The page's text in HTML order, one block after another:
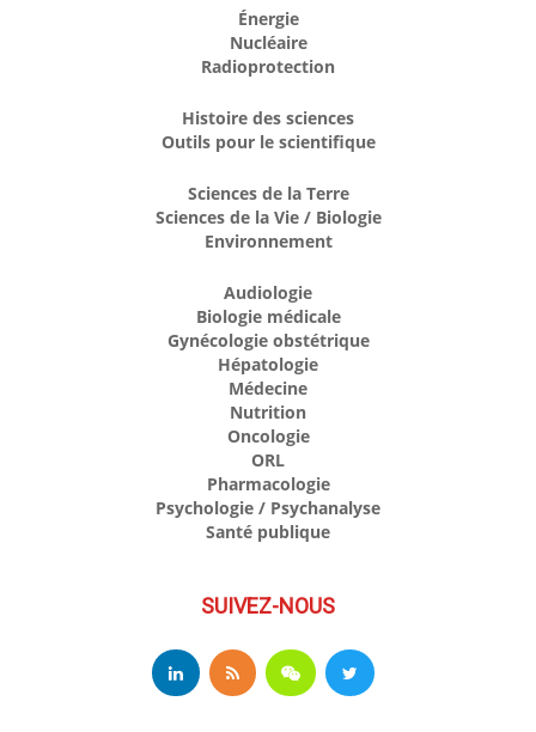
Énergie
Nucléaire
Radioprotection
Histoire des sciences
Outils pour le scientifique
Sciences de la Terre
Sciences de la Vie / Biologie
Environnement
Audiologie
Biologie médicale
Gynécologie obstétrique
Hépatologie
Médecine
Nutrition
Oncologie
ORL
Pharmacologie
Psychologie / Psychanalyse
Santé publique
SUIVEZ-NOUS